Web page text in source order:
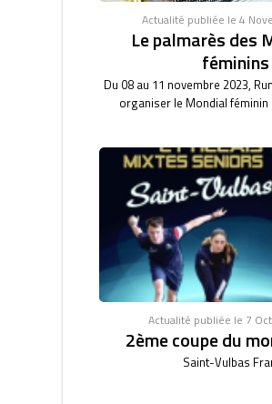
Actualité publiée le 4
Le palmarès des
féminins
Du 08 au 11 novembre 2023,
organiser le Mondial féminin
Actualité publiée le 7
2ème coupe du
Saint-Vulbas